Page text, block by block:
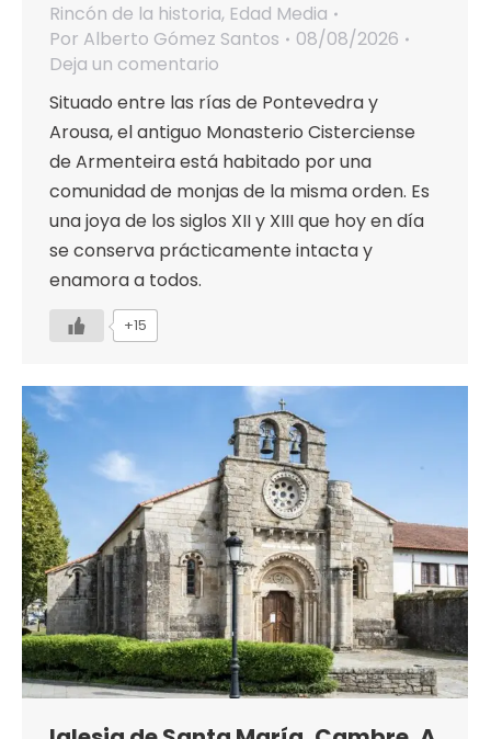
Rincón de la historia, Edad Media
Por Alberto Gómez Santos
08/08/2026
Deja un comentario
Situado entre las rías de Pontevedra y
Arousa, el antiguo Monasterio Cisterciense
de Armenteira está habitado por una
comunidad de monjas de la misma orden. Es
una joya de los siglos XII y XIII que hoy en día
se conserva prácticamente intacta y
enamora a todos.
+15